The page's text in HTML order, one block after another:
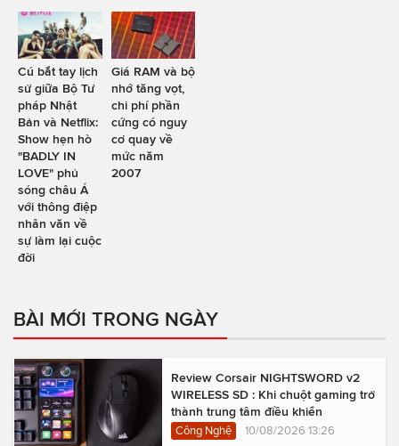
Cú bắt tay lịch
sử giữa Bộ Tư
pháp Nhật
Bản và Netflix:
Show hẹn hò
"BADLY IN
LOVE" phủ
sóng châu Á
với thông điệp
nhân văn về
sự làm lại cuộc
đời
Giá RAM và bộ
nhớ tăng vọt,
chi phí phần
cứng có nguy
cơ quay về
mức năm
2007
BÀI MỚI TRONG NGÀY
Review Corsair NIGHTSWORD v2
WIRELESS SD : Khi chuột gaming trở
thành trung tâm điều khiển
Công Nghệ 10/08/2026 13:26